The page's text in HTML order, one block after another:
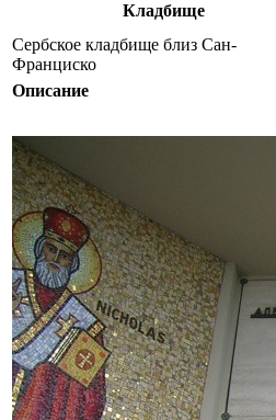
Кладбище
Сербское кладбище близ Сан-
Франциско
Описание